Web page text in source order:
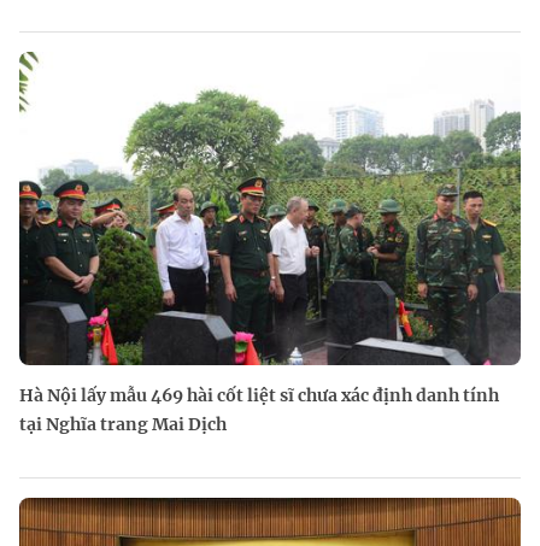
Hà Nội lấy mẫu 469 hài cốt liệt sĩ chưa xác định danh tính
tại Nghĩa trang Mai Dịch